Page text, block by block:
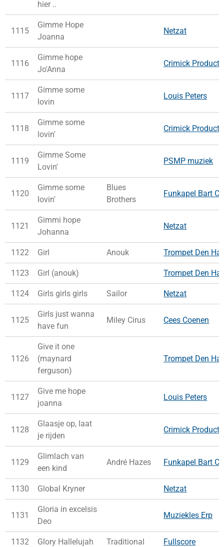
hier ..
1115
Gimme Hope
Joanna
Netzat
1116
Gimme hope
Jo'Anna
Crimick
1117
Gimme some
lovin
Louis Peters
1118
Gimme some
lovin'
Crimick
1119
Gimme Some
Lovin'
PSMP muziek
1120
Gimme some
lovin'
Blues
Brothers
Funkapel Bart
1121
Gimmi hope
Johanna
Netzat
1122 Girl Anouk Trompet Den
1123 Girl (anouk) Trompet Den
1124 Girls girls girls Sailor Netzat
1125
Girls just wanna
have fun
Miley Cirus Cees Coenen
1126
Give it one
(maynard
ferguson)
Trompet Den
1127
Give me hope
joanna
Louis Peters
1128
Glaasje op, laat
je rijden
Crimick
1129
Glimlach van
een kind
André Hazes Funkapel Bart
1130 Global Kryner Netzat
1131
Gloria in excelsis
Deo
Muziekles Erp
1132 Glory Hallelujah Traditional Fullscore